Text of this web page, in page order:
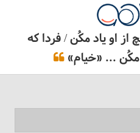
او یاد مکُن / فردا که
... «خیام»